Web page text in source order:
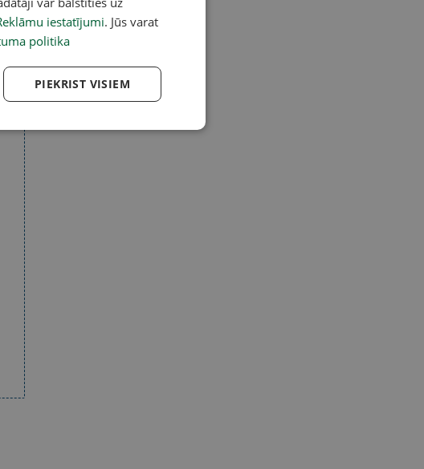
iestatījumi. Jūs varat
politika
PIEKRIST VISIEM